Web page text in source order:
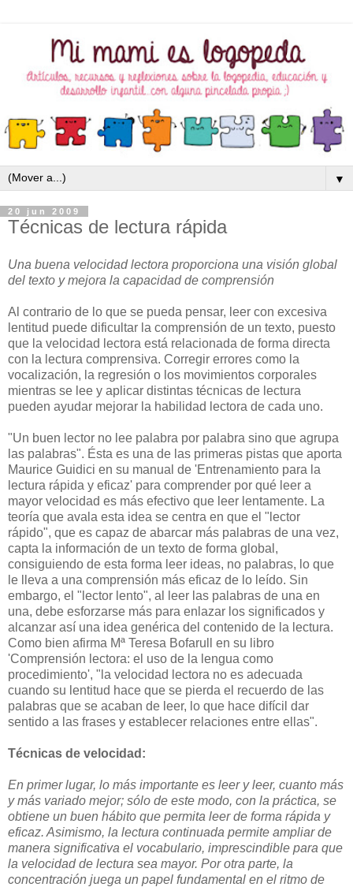
▼
20 jun 2009
Técnicas de lectura rápida
Una buena velocidad lectora proporciona una visión global
del texto y mejora la capacidad de comprensión
Al contrario de lo que se pueda pensar, leer con excesiva
lentitud puede dificultar la comprensión de un texto, puesto
que la velocidad lectora está relacionada de forma directa
con la lectura comprensiva. Corregir errores como la
vocalización, la regresión o los movimientos corporales
mientras se lee y aplicar distintas técnicas de lectura
pueden ayudar mejorar la habilidad lectora de cada uno.
"Un buen lector no lee palabra por palabra sino que agrupa
las palabras". Ésta es una de las primeras pistas que aporta
Maurice Guidici en su manual de 'Entrenamiento para la
lectura rápida y eficaz' para comprender por qué leer a
mayor velocidad es más efectivo que leer lentamente. La
teoría que avala esta idea se centra en que el "lector
rápido", que es capaz de abarcar más palabras de una vez,
capta la información de un texto de forma global,
consiguiendo de esta forma leer ideas, no palabras, lo que
le lleva a una comprensión más eficaz de lo leído. Sin
embargo, el "lector lento", al leer las palabras de una en
una, debe esforzarse más para enlazar los significados y
alcanzar así una idea genérica del contenido de la lectura.
Como bien afirma Mª Teresa Bofarull en su libro
'Comprensión lectora: el uso de la lengua como
procedimiento', "la velocidad lectora no es adecuada
cuando su lentitud hace que se pierda el recuerdo de las
palabras que se acaban de leer, lo que hace difícil dar
sentido a las frases y establecer relaciones entre ellas".
Técnicas de velocidad:
En primer lugar, lo más importante es leer y leer, cuanto más
y más variado mejor; sólo de este modo, con la práctica, se
obtiene un buen hábito que permita leer de forma rápida y
eficaz. Asimismo, la lectura continuada permite ampliar de
manera significativa el vocabulario, imprescindible para que
la velocidad de lectura sea mayor. Por otra parte, la
concentración juega un papel fundamental en el ritmo de